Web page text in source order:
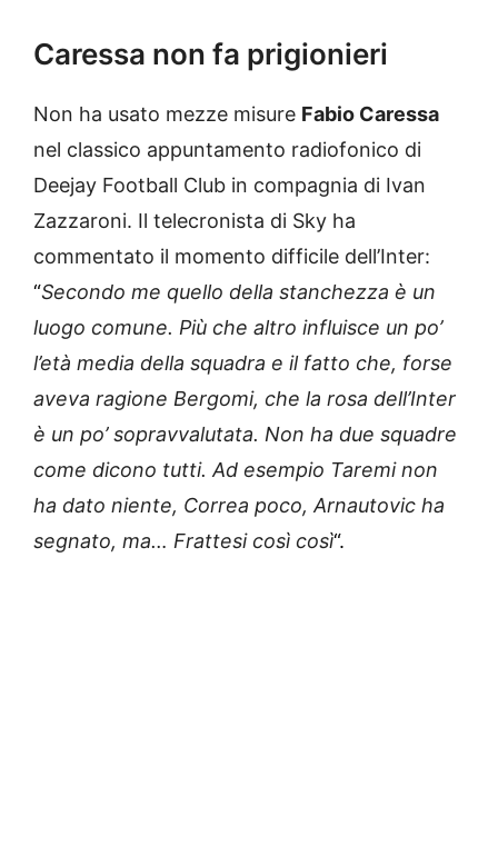
Caressa non fa prigionieri
Non ha usato mezze misure Fabio Caressa
nel classico appuntamento radiofonico di
Deejay Football Club in compagnia di Ivan
Zazzaroni. Il telecronista di Sky ha
commentato il momento difficile dell’Inter:
“Secondo me quello della stanchezza è un
luogo comune. Più che altro influisce un po’
l’età media della squadra e il fatto che, forse
aveva ragione Bergomi, che la rosa dell’Inter
è un po’ sopravvalutata. Non ha due squadre
come dicono tutti. Ad esempio Taremi non
ha dato niente, Correa poco, Arnautovic ha
segnato, ma… Frattesi così così“.